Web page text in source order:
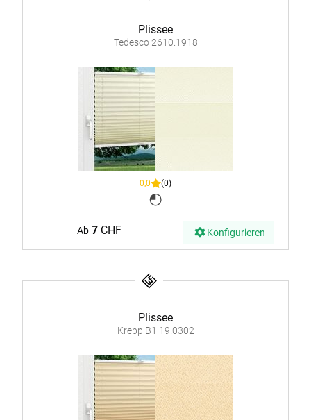
Plissee
Tedesco 2610.1918
0,0 (0)
Ab 7CHF Konfigurieren
Plissee
Krepp B1 19.0302